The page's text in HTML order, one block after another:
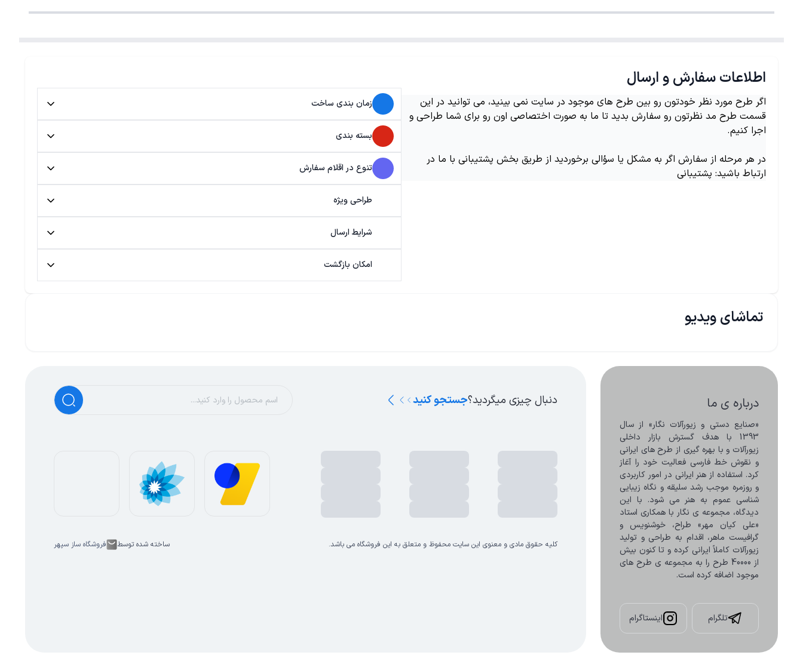
اطلاعات سفارش و ارسال
اگر طرح مورد نظر خودتون رو بین طرح های موجود در سایت نمی بینید، می توانید در این
قسمت طرح مد نظرتون رو سفارش بدید تا ما به صورت اختصاصی اون رو برای شما طراحی و
اجرا کنیم.
در هر مرحله از سفارش اگر به مشکل یا سؤالی برخوردید از طریق بخش پشتیبانی با ما در
ارتباط باشید: پشتیبانی
زمان بندی ساخت
بسته بندی
تنوع در اقلام سفارش
طراحی ویژه
شرایط ارسال
امکان بازگشت
تماشای ویدیو
درباره ی ما
موجود اضافه کرده است.
تلگرام اینستاگرام
دنبال چیزی میگردید؟جستجو کنید
کلیه حقوق مادی و معنوی این سایت محفوظ و متعلق به این فروشگاه می باشد. ساخته شده توسط فروشگاه ساز سپهر